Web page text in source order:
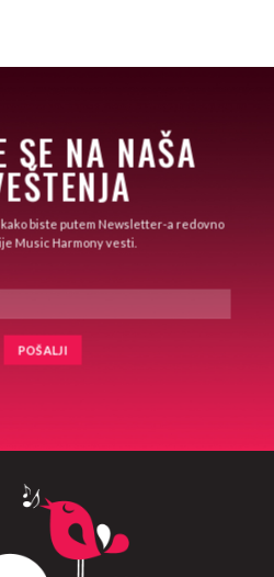
SE NA NAŠA
biste putem Newsletter-a redovno
Music Harmony vesti.